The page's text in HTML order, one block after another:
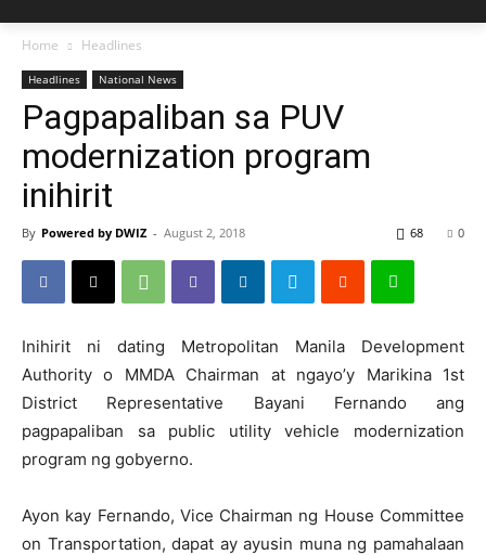
Home Headlines
Headlines National News
Pagpapaliban sa PUV
modernization program
inihirit
By Powered by DWIZ - August 2, 2018 0
68
Inihirit ni dating Metropolitan Manila Development
Authority o MMDA Chairman at ngayo’y Marikina 1st
District Representative Bayani Fernando ang
pagpapaliban sa public utility vehicle modernization
program ng gobyerno.
Ayon kay Fernando, Vice Chairman ng House Committee
on Transportation, dapat ay ayusin muna ng pamahalaan